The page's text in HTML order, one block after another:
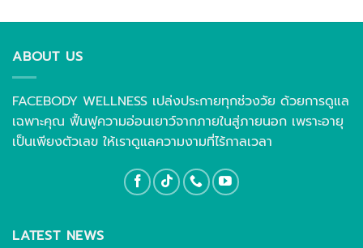
ABOUT US
FACEBODY WELLNESS เปล่งประกายทุกช่วงวัย ด้วยการดูแล
เฉพาะคุณ ฟื้นฟูความอ่อนเยาว์จากภายในสู่ภายนอก เพราะอายุ
เป็นเพียงตัวเลข ให้เราดูแลความงามที่ไร้กาลเวลา
LATEST NEWS